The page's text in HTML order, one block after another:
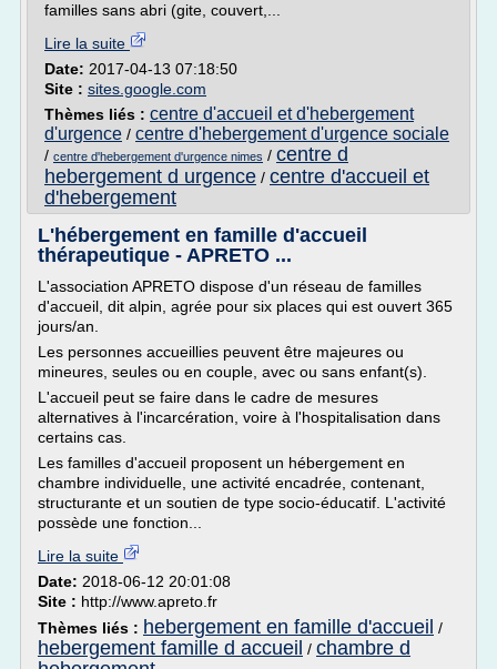
familles sans abri (gite, couvert,...
Lire la suite
Date: 2017-04-13 07:18:50
Site : sites.google.com
Thèmes liés : centre d'accueil et d'hebergement
d'urgence / centre d'hebergement d'urgence sociale
/ centre d'hebergement d'urgence nimes / centre d
hebergement d urgence / centre d'accueil et
d'hebergement
L'hébergement en famille d'accueil
thérapeutique - APRETO ...
L'association APRETO dispose d'un réseau de familles
d'accueil, dit alpin, agrée pour six places qui est ouvert 365
jours/an.
Les personnes accueillies peuvent être majeures ou
mineures, seules ou en couple, avec ou sans enfant(s).
L'accueil peut se faire dans le cadre de mesures
alternatives à l'incarcération, voire à l'hospitalisation dans
certains cas.
Les familles d'accueil proposent un hébergement en
chambre individuelle, une activité encadrée, contenant,
structurante et un soutien de type socio-éducatif. L'activité
possède une fonction...
Lire la suite
Date: 2018-06-12 20:01:08
Site : http://www.apreto.fr
Thèmes liés : hebergement en famille d'accueil /
hebergement famille d accueil / chambre d